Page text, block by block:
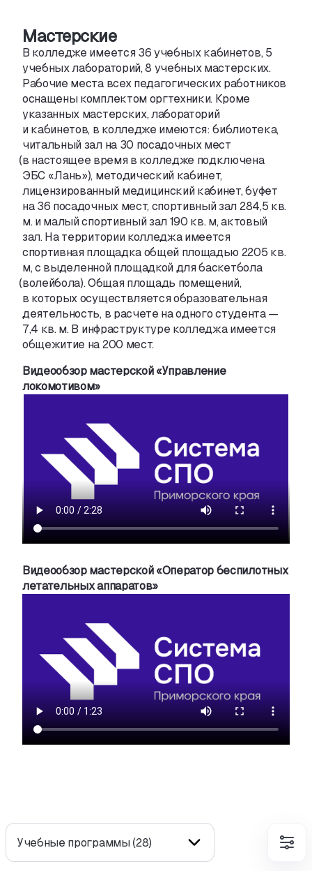
Мастерские
В колледже имеется 36 учебных кабинетов, 5
учебных лабораторий, 8 учебных мастерских.
Рабочие места всех педагогических работников
оснащены комплектом оргтехники. Кроме
указанных мастерских, лабораторий
и кабинетов, в колледже имеются: библиотека,
читальный зал на 30 посадочных мест
(в настоящее время в колледже подключена
ЭБС «Лань»), методический кабинет,
лицензированный медицинский кабинет, буфет
на 36 посадочных мест, спортивный зал 284,5 кв.
м. и малый спортивный зал 190 кв. м, актовый
зал. На территории колледжа имеется
спортивная площадка общей площадью 2205 кв.
м, с выделенной площадкой для баскетбола
(волейбола). Общая площадь помещений,
в которых осуществляется образовательная
деятельность, в расчете на одного студента —
7,4 кв. м. В инфраструктуре колледжа имеется
общежитие на 200 мест.
Видеообзор мастерской «Управление
локомотивом»
Видеообзор мастерской «Оператор беспилотных
летательных аппаратов»
Учебные программы (28)